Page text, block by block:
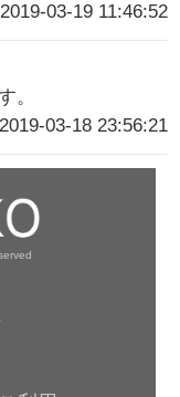
2019-03-19 11:46:52
。
2019-03-18 23:56:21